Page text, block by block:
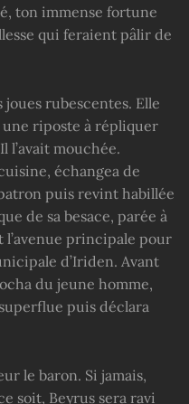
ton immense fortune
qui feraient pâlir de
joues rubescentes. Elle
une riposte à répliquer
l’avait mouchée.
échangea de
puis revint habillée
de sa besace, parée à
l’avenue principale pour
d’Iriden. Avant
du jeune homme,
puis déclara
le baron. Si jamais,
soit, Beyrus sera ravi